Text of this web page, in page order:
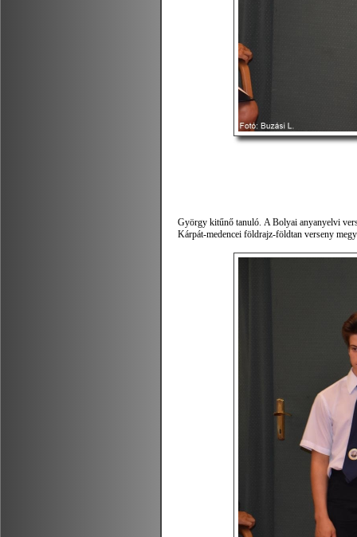
György kitűnő tanuló. A Bolyai anyanyelvi
Kárpát-medencei földrajz-földtan verseny